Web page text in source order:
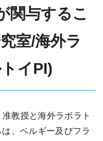
関与するこ
室/海外ラ
イPI)
教授と海外ラボラト
、ベルギー及びフラ